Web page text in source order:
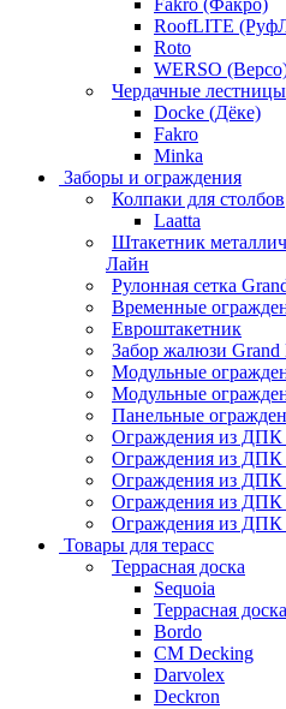
Fakro (Факро)
RoofLITE
Roto
WERSO
Чердачные лестницы
Docke (Дёке)
Fakro
Minka
Заборы и ограждения
Колпаки для столбов
Laatta
Штакетник
Лайн
Рулонная сетка
Временные
Евроштакетник
Забор жалюзи
Модульные
Модульные
Панельные
Ограждения из ДПК
Ограждения из ДПК
Ограждения из ДПК
Ограждения из ДПК
Ограждения из ДПК
Товары для терасс
Террасная доска
Sequoia
Террасная
Bordo
CM Decking
Darvolex
Deckron